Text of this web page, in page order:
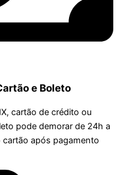
e Boleto
cartão de crédito ou
pode demorar de 24h a
cartão após pagamento